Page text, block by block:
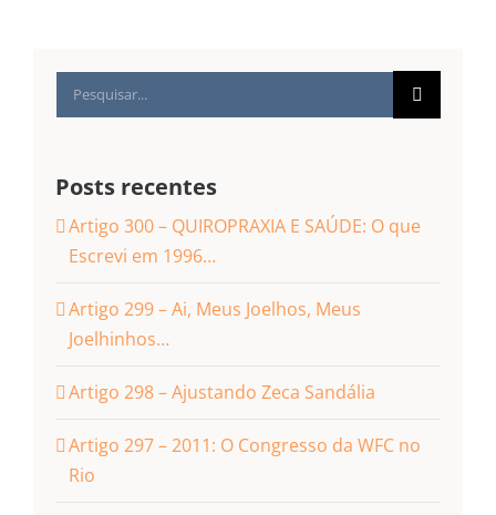
Buscar
resultados
Posts recentes
Artigo 300 – QUIROPRAXIA E SAÚDE: O que
Escrevi em 1996…
Artigo 299 – Ai, Meus Joelhos, Meus
Joelhinhos…
Artigo 298 – Ajustando Zeca Sandália
Artigo 297 – 2011: O Congresso da WFC no
Rio